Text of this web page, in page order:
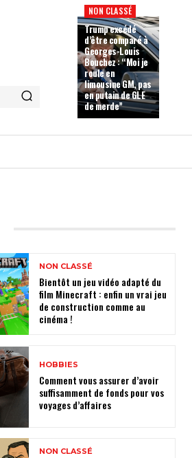
NON CLASSÉ
Trump excédé
d’être comparé à
Georges-Louis
Bouchez : “Moi je
roule en
limousine GM, pas
en putain de GLE
de merde”
NON CLASSÉ
Bientôt un jeu vidéo adapté du
film Minecraft : enfin un vrai jeu
de construction comme au
cinéma !
HOBBIES
Comment vous assurer d’avoir
suffisamment de fonds pour vos
voyages d’affaires
NON CLASSÉ